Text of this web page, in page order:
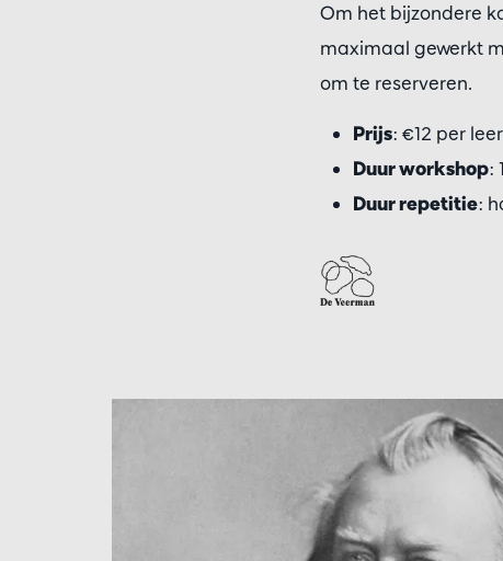
Om het bijzondere
maximaal gewerkt
om te reserveren.
Prijs: €12 per
Duur workshop:
Duur repetitie: